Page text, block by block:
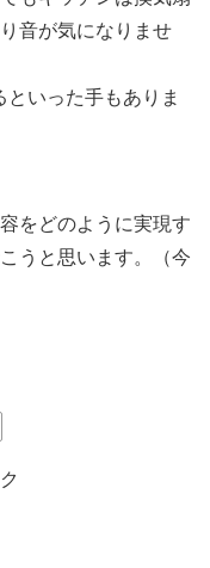
音が気になりませ
いった手もありま
をどのように実現す
うと思います。（今